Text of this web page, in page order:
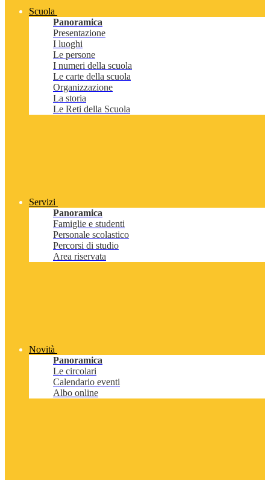
Scuola
Panoramica
Presentazione
I luoghi
Le persone
I numeri della scuola
Le carte della scuola
Organizzazione
La storia
Le Reti della Scuola
Servizi
Panoramica
Famiglie e studenti
Personale scolastico
Percorsi di studio
Area riservata
Novità
Panoramica
Le circolari
Calendario eventi
Albo online